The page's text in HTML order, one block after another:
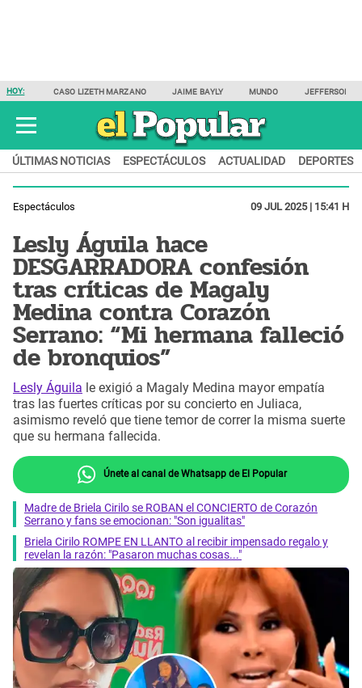
HOY: CASO LIZETH MARZANO JAIME BAYLY MUNDO JEFFERSON
ÚLTIMAS NOTICIAS ESPECTÁCULOS ACTUALIDAD DEPORTES
Espectáculos 09 JUL 2025 | 15:41 H
Lesly Águila hace
DESGARRADORA confesión
tras críticas de Magaly
Medina contra Corazón
Serrano: “Mi hermana falleció
de bronquios”
Lesly Águila le exigió a Magaly Medina mayor empatía
tras las fuertes críticas por su concierto en Juliaca,
asimismo reveló que tiene temor de correr la misma suerte
que su hermana fallecida.
Únete al canal de Whatsapp de El Popular
Madre de Briela Cirilo se ROBAN el CONCIERTO de Corazón
Serrano y fans se emocionan: "Son igualitas"
Briela Cirilo ROMPE EN LLANTO al recibir impensado regalo y
revelan la razón: "Pasaron muchas cosas..."